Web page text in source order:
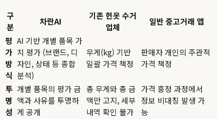
구
분
차란AI
기존 헌옷 수거
업체
일반 중고거래 앱
평
가
방
식
AI 기반 개별 품목 가
치 평가 (브랜드, 디
자인, 상태 등 종합
분석)
무게(kg) 기반
일괄 가격 책정
판매자 개인의 주관적
가격 책정
투
명
성
개별 품목의 평가 금
액과 사유를 투명하
게 공개
총 무게와 총 금
액만 고지, 세부
내역 확인 불가
가격 흥정 과정에서
정보 비대칭 발생 가
능